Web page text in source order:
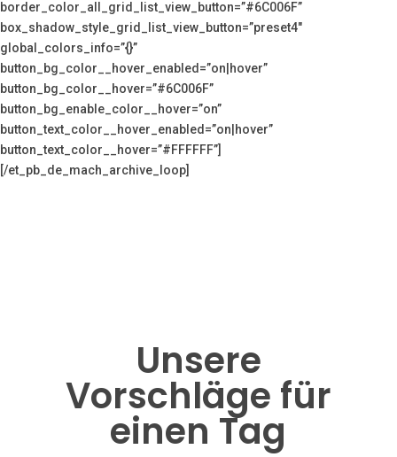
border_color_all_grid_list_view_button=”#6C006F”
box_shadow_style_grid_list_view_button=”preset4″
global_colors_info=”{}”
button_bg_color__hover_enabled=”on|hover”
button_bg_color__hover=”#6C006F”
button_bg_enable_color__hover=”on”
button_text_color__hover_enabled=”on|hover”
button_text_color__hover=”#FFFFFF”]
[/et_pb_de_mach_archive_loop]
Unsere
Vorschläge für
einen Tag